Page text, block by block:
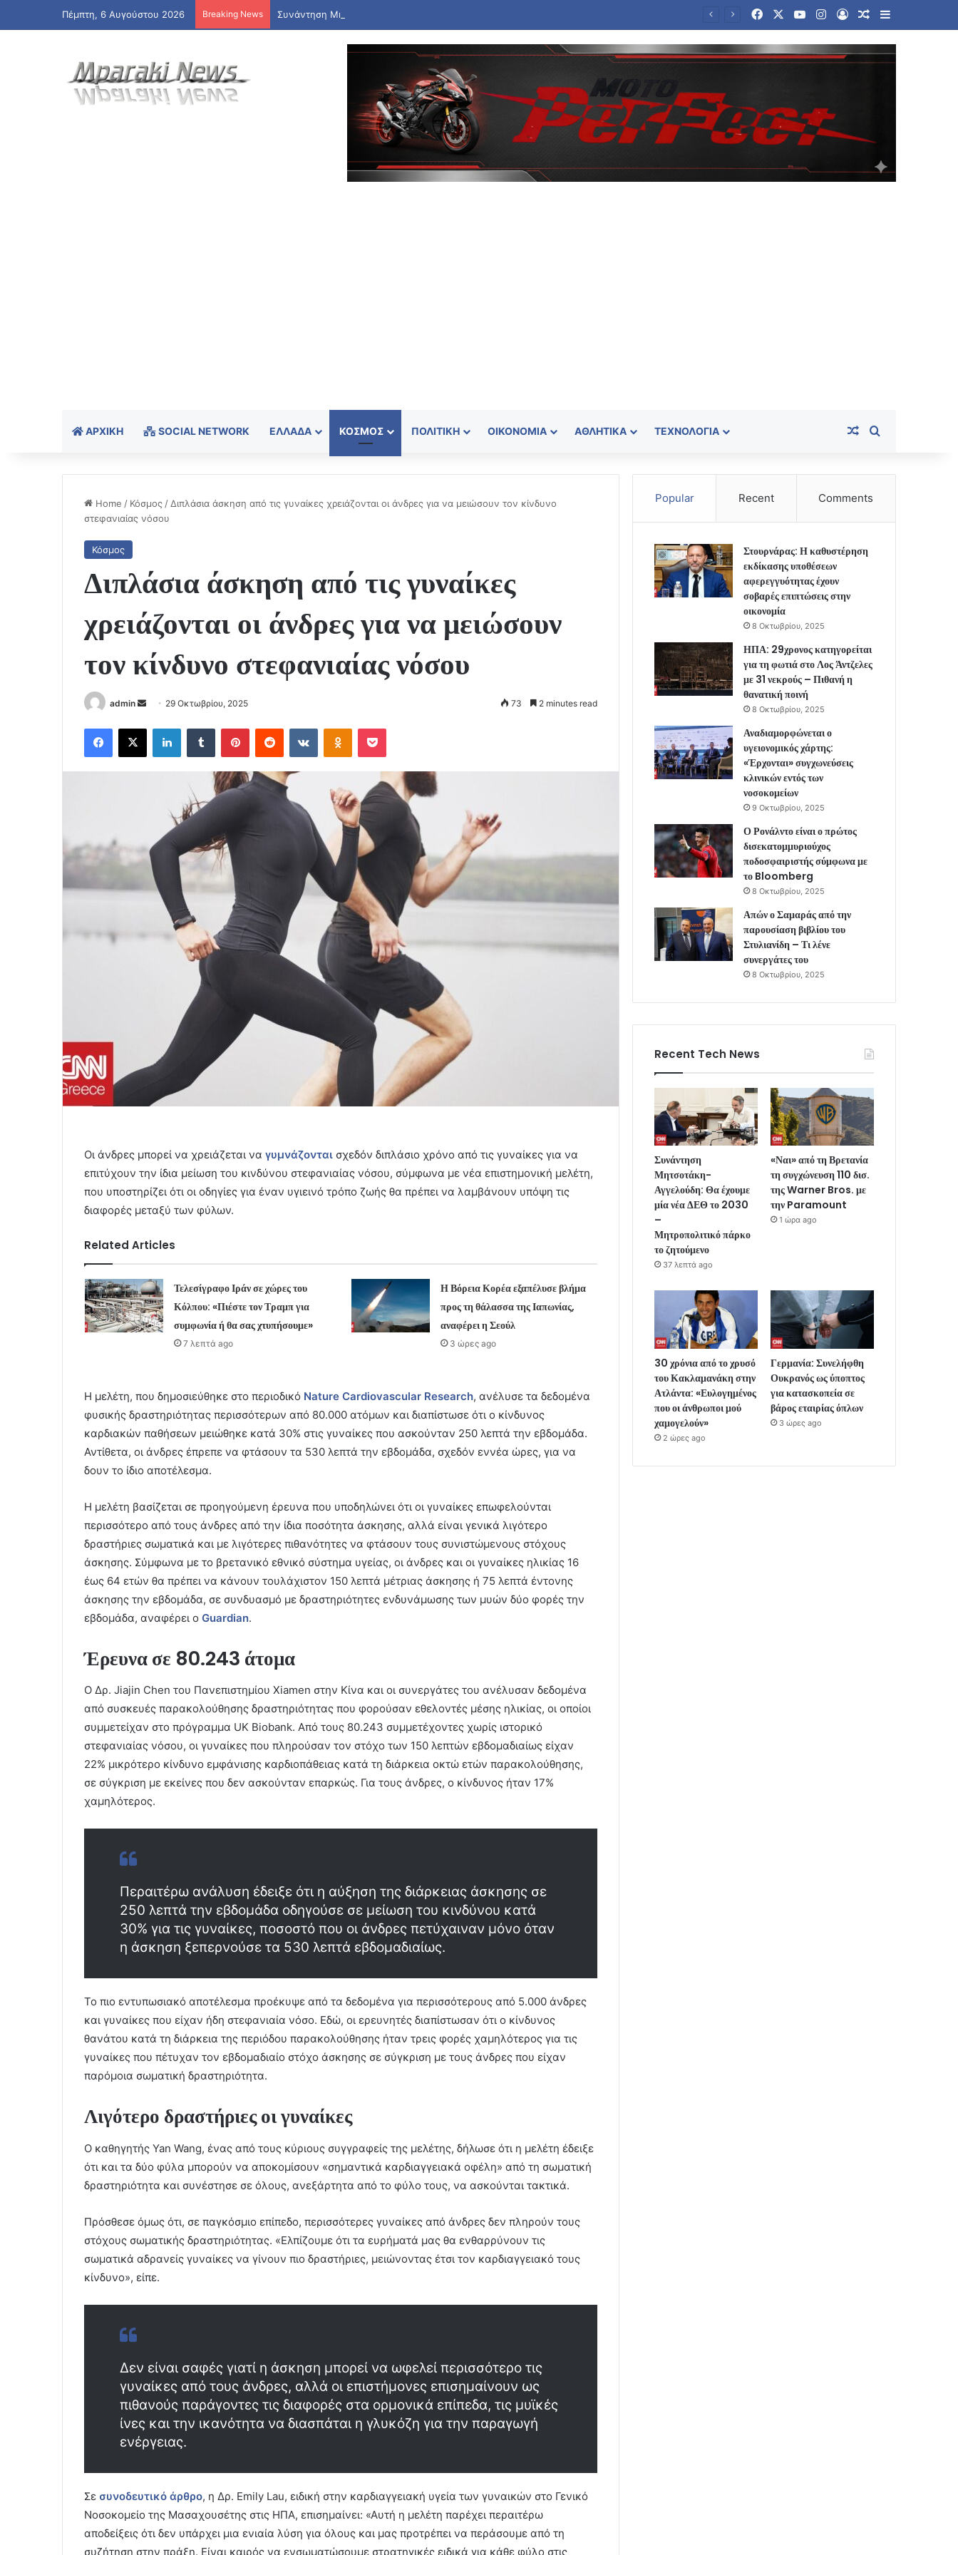
Πέμπτη, 6 Αυγούστου 2026 Breaking News FacebookYouTubeInstagram
Log InRandom Article
Sidebar
ΑΡΧΙΚΉ SOCIAL NETWORK ΕΛΛΆΔΑ ΚΌΣΜΟΣ ΠΟΛΙΤΙΚΉ ΟΙΚΟΝΟΜΊΑ ΑΘΛΗΤΙΚΆ ΤΕΧΝΟΛΟΓΊΑ Random Article
Home / Κόσμος / Διπλάσια άσκηση από τις γυναίκες χρειάζονται οι άνδρες για να μειώσουν τον κίνδυνο
στεφανιαίας νόσου
Κόσμος
Διπλάσια άσκηση από τις γυναίκες
χρειάζονται οι άνδρες για να μειώσουν
τον κίνδυνο στεφανιαίας νόσου
admin
Send
email
29 Οκτωβρίου, 2025 73 2 minutes read
Facebook
X LinkedInTumblr PinterestReddit VKontakteOdnoklassniki
Pocket
Οι άνδρες μπορεί να χρειάζεται να γυμνάζονται σχεδόν διπλάσιο χρόνο από τις γυναίκες για να
επιτύχουν την ίδια μείωση του κινδύνου στεφανιαίας νόσου, σύμφωνα με νέα επιστημονική μελέτη,
που υποστηρίζει ότι οι οδηγίες για έναν υγιεινό τρόπο ζωής θα πρέπει να λαμβάνουν υπόψη τις
διαφορές μεταξύ των φύλων.
Related Articles
Τελεσίγραφο Ιράν σε χώρες του
Κόλπου: «Πιέστε τον Τραμπ για
συμφωνία ή θα σας χτυπήσουμε»
7 λεπτά ago
Η Βόρεια Κορέα εξαπέλυσε βλήμα
προς τη θάλασσα της Ιαπωνίας,
αναφέρει η Σεούλ
3 ώρες ago
Η μελέτη, που δημοσιεύθηκε στο περιοδικό Nature Cardiovascular Research, ανέλυσε τα δεδομένα
φυσικής δραστηριότητας περισσότερων από 80.000 ατόμων και διαπίστωσε ότι ο κίνδυνος
καρδιακών παθήσεων μειώθηκε κατά 30% στις γυναίκες που ασκούνταν 250 λεπτά την εβδομάδα.
Αντίθετα, οι άνδρες έπρεπε να φτάσουν τα 530 λεπτά την εβδομάδα, σχεδόν εννέα ώρες, για να
δουν το ίδιο αποτέλεσμα.
Η μελέτη βασίζεται σε προηγούμενη έρευνα που υποδηλώνει ότι οι γυναίκες επωφελούνται
περισσότερο από τους άνδρες από την ίδια ποσότητα άσκησης, αλλά είναι γενικά λιγότερο
δραστήριες σωματικά και με λιγότερες πιθανότητες να φτάσουν τους συνιστώμενους στόχους
άσκησης. Σύμφωνα με το βρετανικό εθνικό σύστημα υγείας, οι άνδρες και οι γυναίκες ηλικίας 16
έως 64 ετών θα πρέπει να κάνουν τουλάχιστον 150 λεπτά μέτριας άσκησης ή 75 λεπτά έντονης
άσκησης την εβδομάδα, σε συνδυασμό με δραστηριότητες ενδυνάμωσης των μυών δύο φορές την
εβδομάδα, αναφέρει ο Guardian.
Έρευνα σε 80.243 άτομα
Ο Δρ. Jiajin Chen του Πανεπιστημίου Xiamen στην Κίνα και οι συνεργάτες του ανέλυσαν δεδομένα
από συσκευές παρακολούθησης δραστηριότητας που φορούσαν εθελοντές μέσης ηλικίας, οι οποίοι
συμμετείχαν στο πρόγραμμα UK Biobank. Από τους 80.243 συμμετέχοντες χωρίς ιστορικό
στεφανιαίας νόσου, οι γυναίκες που πληρούσαν τον στόχο των 150 λεπτών εβδομαδιαίως είχαν
22% μικρότερο κίνδυνο εμφάνισης καρδιοπάθειας κατά τη διάρκεια οκτώ ετών παρακολούθησης,
σε σύγκριση με εκείνες που δεν ασκούνταν επαρκώς. Για τους άνδρες, ο κίνδυνος ήταν 17%
χαμηλότερος.
Περαιτέρω ανάλυση έδειξε ότι η αύξηση της διάρκειας άσκησης σε
250 λεπτά την εβδομάδα οδηγούσε σε μείωση του κινδύνου κατά
30% για τις γυναίκες, ποσοστό που οι άνδρες πετύχαιναν μόνο όταν
η άσκηση ξεπερνούσε τα 530 λεπτά εβδομαδιαίως.
Το πιο εντυπωσιακό αποτέλεσμα προέκυψε από τα δεδομένα για περισσότερους από 5.000 άνδρες
και γυναίκες που είχαν ήδη στεφανιαία νόσο. Εδώ, οι ερευνητές διαπίστωσαν ότι ο κίνδυνος
θανάτου κατά τη διάρκεια της περιόδου παρακολούθησης ήταν τρεις φορές χαμηλότερος για τις
γυναίκες που πέτυχαν τον εβδομαδιαίο στόχο άσκησης σε σύγκριση με τους άνδρες που είχαν
παρόμοια σωματική δραστηριότητα.
Λιγότερο δραστήριες οι γυναίκες
Ο καθηγητής Yan Wang, ένας από τους κύριους συγγραφείς της μελέτης, δήλωσε ότι η μελέτη έδειξε
ότι και τα δύο φύλα μπορούν να αποκομίσουν «σημαντικά καρδιαγγειακά οφέλη» από τη σωματική
δραστηριότητα και συνέστησε σε όλους, ανεξάρτητα από το φύλο τους, να ασκούνται τακτικά.
Πρόσθεσε όμως ότι, σε παγκόσμιο επίπεδο, περισσότερες γυναίκες από άνδρες δεν πληρούν τους
στόχους σωματικής δραστηριότητας. «Ελπίζουμε ότι τα ευρήματά μας θα ενθαρρύνουν τις
σωματικά αδρανείς γυναίκες να γίνουν πιο δραστήριες, μειώνοντας έτσι τον καρδιαγγειακό τους
κίνδυνο», είπε.
Δεν είναι σαφές γιατί η άσκηση μπορεί να ωφελεί περισσότερο τις
γυναίκες από τους άνδρες, αλλά οι επιστήμονες επισημαίνουν ως
πιθανούς παράγοντες τις διαφορές στα ορμονικά επίπεδα, τις μυϊκές
ίνες και την ικανότητα να διασπάται η γλυκόζη για την παραγωγή
ενέργειας.
Σε συνοδευτικό άρθρο, η Δρ. Emily Lau, ειδική στην καρδιαγγειακή υγεία των γυναικών στο Γενικό
Νοσοκομείο της Μασαχουσέτης στις ΗΠΑ, επισημαίνει: «Αυτή η μελέτη παρέχει περαιτέρω
αποδείξεις ότι δεν υπάρχει μια ενιαία λύση για όλους και μας προτρέπει να περάσουμε από τη
συζήτηση στην πράξη. Είναι καιρός να ενσωματώσουμε στρατηγικές ειδικά για κάθε φύλο στις
Popular Recent Comments
Στουρνάρας: Η καθυστέρηση
εκδίκασης υποθέσεων
αφερεγγυότητας έχουν
σοβαρές επιπτώσεις στην
οικονομία
8 Οκτωβρίου, 2025
ΗΠΑ: 29χρονος κατηγορείται
για τη φωτιά στο Λος Άντζελες
με 31 νεκρούς – Πιθανή η
θανατική ποινή
8 Οκτωβρίου, 2025
Αναδιαμορφώνεται ο
υγειονομικός χάρτης:
«Έρχονται» συγχωνεύσεις
κλινικών εντός των
νοσοκομείων
9 Οκτωβρίου, 2025
Ο Ρονάλντο είναι ο πρώτος
δισεκατομμυριούχος
ποδοσφαιριστής σύμφωνα με
το Bloomberg
8 Οκτωβρίου, 2025
Απών ο Σαμαράς από την
παρουσίαση βιβλίου του
Στυλιανίδη – Τι λένε
συνεργάτες του
8 Οκτωβρίου, 2025
Recent Tech News
Συνάντηση
Μητσοτάκη-
Αγγελούδη: Θα έχουμε
μία νέα ΔΕΘ το 2030
–
Μητροπολιτικό πάρκο
το ζητούμενο
37 λεπτά ago
«Ναι» από τη Βρετανία
τη συγχώνευση 110 δισ.
της Warner Bros. με
την Paramount
1 ώρα ago
30 χρόνια από το χρυσό
του Κακλαμανάκη στην
Ατλάντα: «Ευλογημένος
που οι άνθρωποι μού
χαμογελούν»
2 ώρες ago
Γερμανία: Συνελήφθη
Ουκρανός ως ύποπτος
για κατασκοπεία σε
βάρος εταιρίας όπλων
3 ώρες ago